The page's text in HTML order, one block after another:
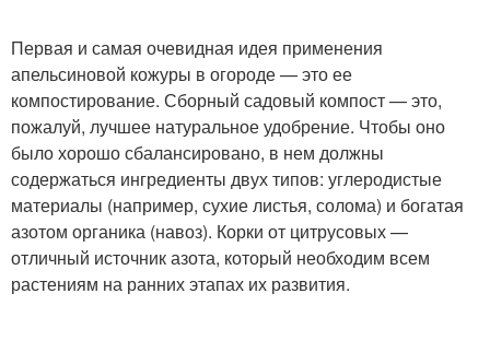
Первая и самая очевидная идея применения
апельсиновой кожуры в огороде — это ее
компостирование. Сборный садовый компост — это,
пожалуй, лучшее натуральное удобрение. Чтобы оно
было хорошо сбалансировано, в нем должны
содержаться ингредиенты двух типов: углеродистые
материалы (например, сухие листья, солома) и богатая
азотом органика (навоз). Корки от цитрусовых —
отличный источник азота, который необходим всем
растениям на ранних этапах их развития.